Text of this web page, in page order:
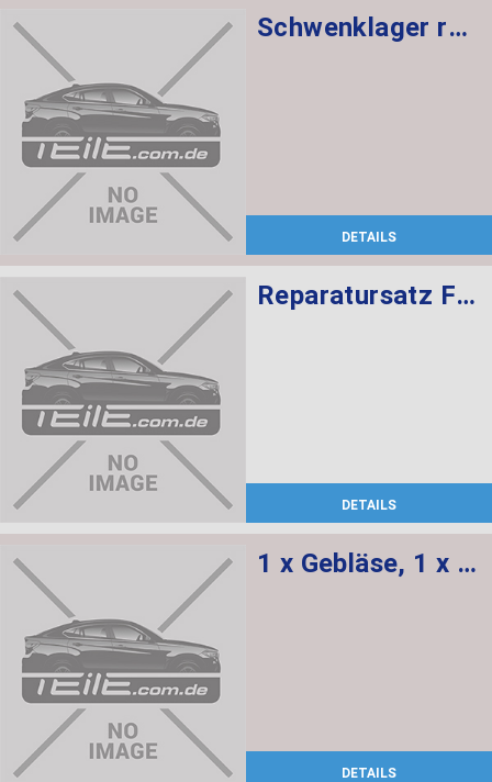
Schwenklager rechts
DETAILS
Reparatursatz Faltenbalg ZF
DETAILS
1 x Gebläse, 1 x Regler Gebläse
DETAILS